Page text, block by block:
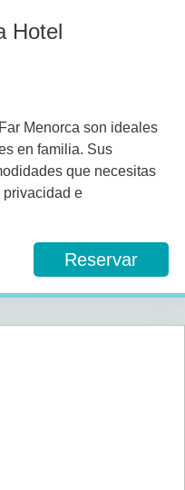
Hotel
Menorca son ideales
en familia. Sus
que necesitas
privacidad e
Reservar